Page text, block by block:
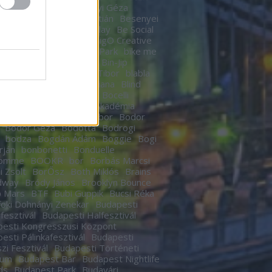
Berek Kati
Bereményi Géza
Tamás
Berki Krisztián
Besenyei
Betty Barclay
Be Social
BigO Creative
Big Time Rush Bikás Park bike me
Bin-Jip
Bitskey Tibor blabla
Cabaret
Blahalouisiana
Blind
Bocelli
Bocus D’Or Akadémia
Bödőcs Tibor Bodor
Bodor Géza Bódottá Bodrogi
bodza Bogdán Ádám Boggie
Bogi
bonbonetti
Bonduelle
BOOKR bor
Borbás Marcsi
Zsolt BorŐsz Both Miklós
Brains
Bródy János
Brooklyn Bounce
Mars
BTF Bubi Guppik Bucsi Réka
Dohnányi Zenekar
Budapesti
Budapesti Halfesztivál
Kongresszusi Központ
Pálinkafesztivál
Budapesti
Fesztivál Budapesti Történeti
Budapest Bár Budapest Nightlife
Budapest Park Budavári